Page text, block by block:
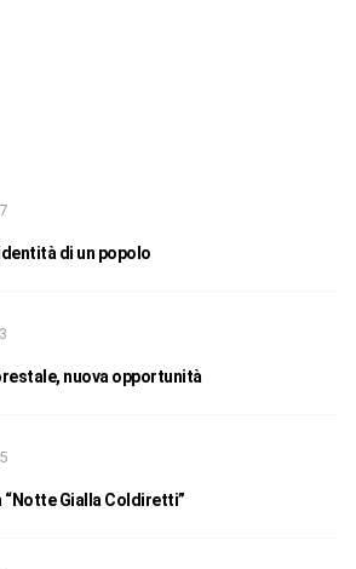
di un popolo
nuova opportunità
“Notte Gialla Coldiretti”